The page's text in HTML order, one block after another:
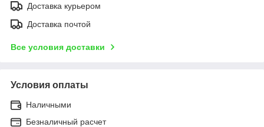
Доставка курьером
Доставка почтой
Все условия доставки
Условия оплаты
Наличными
Безналичный расчет